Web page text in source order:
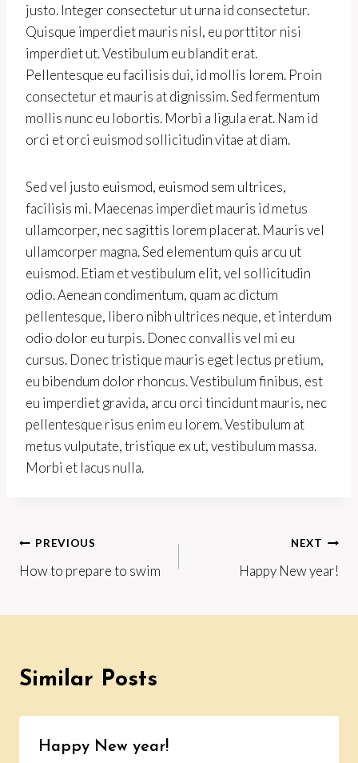
justo. Integer consectetur ut urna id consectetur.
Quisque imperdiet mauris nisl, eu porttitor nisi
imperdiet ut. Vestibulum eu blandit erat.
Pellentesque eu facilisis dui, id mollis lorem. Proin
consectetur et mauris at dignissim. Sed fermentum
mollis nunc eu lobortis. Morbi a ligula erat. Nam id
orci et orci euismod sollicitudin vitae at diam.
Sed vel justo euismod, euismod sem ultrices,
facilisis mi. Maecenas imperdiet mauris id metus
ullamcorper, nec sagittis lorem placerat. Mauris vel
ullamcorper magna. Sed elementum quis arcu ut
euismod. Etiam et vestibulum elit, vel sollicitudin
odio. Aenean condimentum, quam ac dictum
pellentesque, libero nibh ultrices neque, et interdum
odio dolor eu turpis. Donec convallis vel mi eu
cursus. Donec tristique mauris eget lectus pretium,
eu bibendum dolor rhoncus. Vestibulum finibus, est
eu imperdiet gravida, arcu orci tincidunt mauris, nec
pellentesque risus enim eu lorem. Vestibulum at
metus vulputate, tristique ex ut, vestibulum massa.
Morbi et lacus nulla.
Post
navigation
PREVIOUS
How to prepare to swim
NEXT
Happy New year!
Similar Posts
Happy New year!